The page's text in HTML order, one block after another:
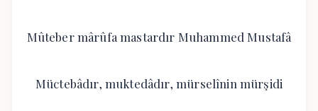
Mûteber mârûfa mastardır Muhammed Mustafâ
Müctebâdır, muktedâdır, mürselînin mürşidi